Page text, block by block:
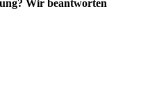
Wir beantworten